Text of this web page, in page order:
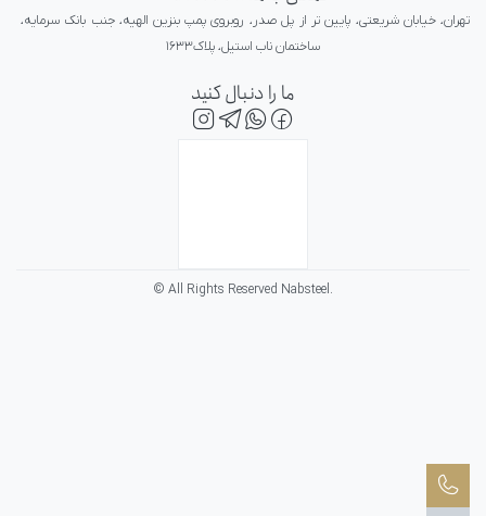
تهران، خیابان شریعتی، پایین تر از پل صدر، روبروی پمپ بنزین الهیه، جنب بانک سرمایه،
ساختمان ناب استیل، پلاک۱۶۳۳
ما را دنبال کنید
© All Rights Reserved Nabsteel.